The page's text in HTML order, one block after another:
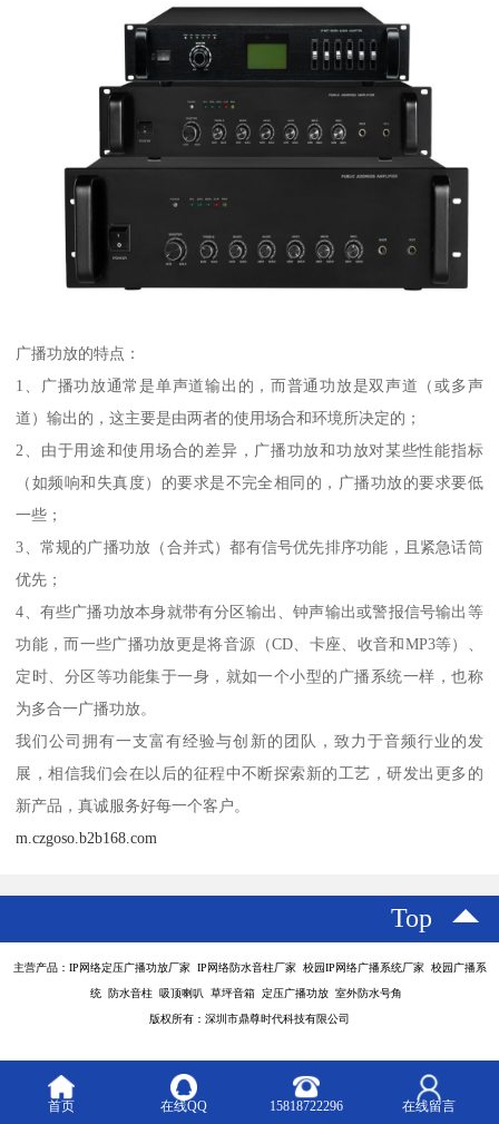
广播功放的特点：
1、广播功放通常是单声道输出的，而普通功放是双声道（或多声
道）输出的，这主要是由两者的使用场合和环境所决定的；
2、由于用途和使用场合的差异，广播功放和功放对某些性能指标
（如频响和失真度）的要求是不完全相同的，广播功放的要求要低
一些；
3、常规的广播功放（合并式）都有信号优先排序功能，且紧急话筒
优先；
4、有些广播功放本身就带有分区输出、钟声输出或警报信号输出等
功能，而一些广播功放更是将音源（CD、卡座、收音和MP3等）、
定时、分区等功能集于一身，就如一个小型的广播系统一样，也称
为多合一广播功放。
我们公司拥有一支富有经验与创新的团队，致力于音频行业的发
展，相信我们会在以后的征程中不断探索新的工艺，研发出更多的
新产品，真诚服务好每一个客户。
m.czgoso.b2b168.com
Top
主营产品：IP网络定压广播功放厂家 IP网络防水音柱厂家 校园IP网络广播系统厂家 校园广播系
统 防水音柱 吸顶喇叭 草坪音箱 定压广播功放 室外防水号角
版权所有：深圳市鼎尊时代科技有限公司
首页 在线QQ 15818722296 在线留言